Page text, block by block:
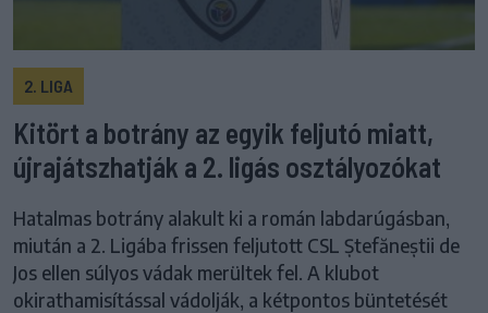
2. LIGA
Kitört a botrány az egyik feljutó miatt,
újrajátszhatják a 2. ligás osztályozókat
Hatalmas botrány alakult ki a román labdarúgásban,
miután a 2. Ligába frissen feljutott CSL Ștefăneștii de
Jos ellen súlyos vádak merültek fel. A klubot
okirathamisítással vádolják, a kétpontos büntetését